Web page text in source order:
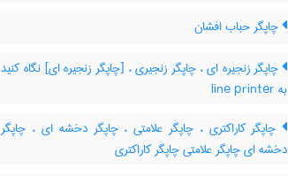
چاپگر حباب افشان
چاپگر زنجیره ای ، چاپگر زنجیری ، [چاپگر زنجیره ای] نگاه کنید
به ‎ line printer
چاپگر کاراکتری ، چاپگر علامتی ، چاپگر دخشه ای ، چاپگر
دخشه ای چاپگر علامتی چاپگر کاراکتری